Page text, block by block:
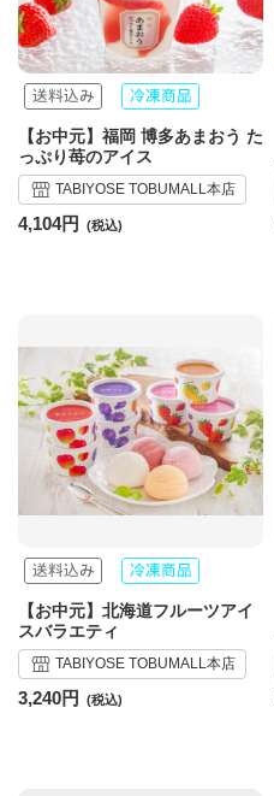
【お中元】福岡 博多あまおう た
っぷり苺のアイス
TABIYOSE TOBUMALL本店
4,104円
【お中元】北海道フルーツアイ
スバラエティ
TABIYOSE TOBUMALL本店
3,240円